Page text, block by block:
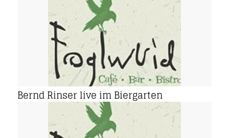
Bernd Rinser live im Biergarten